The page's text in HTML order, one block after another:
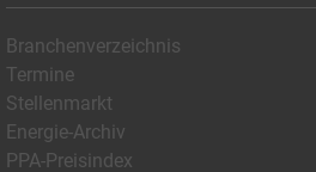
Branchenverzeichnis
Termine
Stellenmarkt
Energie-Archiv
PPA-Preisindex